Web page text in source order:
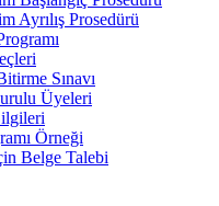
Ayrılış Prosedürü
Sınavı
Üyeleri
Örneği
Belge Talebi